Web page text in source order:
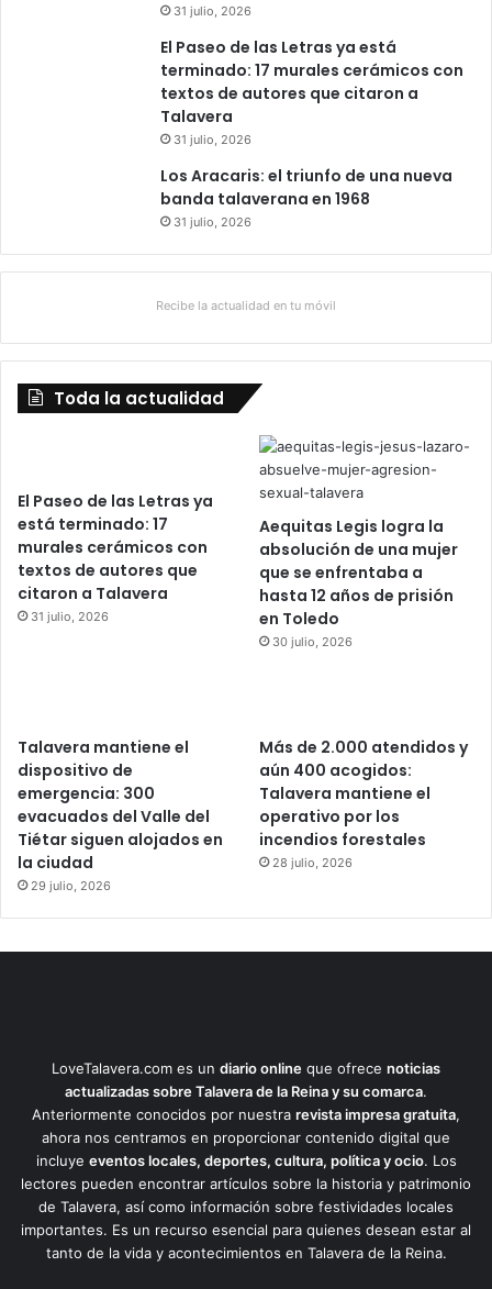
31 julio, 2026
El Paseo de las Letras ya está
terminado: 17 murales cerámicos con
textos de autores que citaron a
Talavera
31 julio, 2026
Los Aracaris: el triunfo de una nueva
banda talaverana en 1968
31 julio, 2026
Recibe la actualidad en tu móvil
Toda la actualidad
El Paseo de las Letras ya
está terminado: 17
murales cerámicos con
textos de autores que
citaron a Talavera
31 julio, 2026
Aequitas Legis logra la
absolución de una mujer
que se enfrentaba a
hasta 12 años de prisión
en Toledo
30 julio, 2026
Talavera mantiene el
dispositivo de
emergencia: 300
evacuados del Valle del
Tiétar siguen alojados en
la ciudad
29 julio, 2026
Más de 2.000 atendidos y
aún 400 acogidos:
Talavera mantiene el
operativo por los
incendios forestales
28 julio, 2026
LoveTalavera.com es un diario online que ofrece noticias
actualizadas sobre Talavera de la Reina y su comarca.
Anteriormente conocidos por nuestra revista impresa gratuita,
ahora nos centramos en proporcionar contenido digital que
incluye eventos locales, deportes, cultura, política y ocio. Los
lectores pueden encontrar artículos sobre la historia y patrimonio
de Talavera, así como información sobre festividades locales
importantes. Es un recurso esencial para quienes desean estar al
tanto de la vida y acontecimientos en Talavera de la Reina.